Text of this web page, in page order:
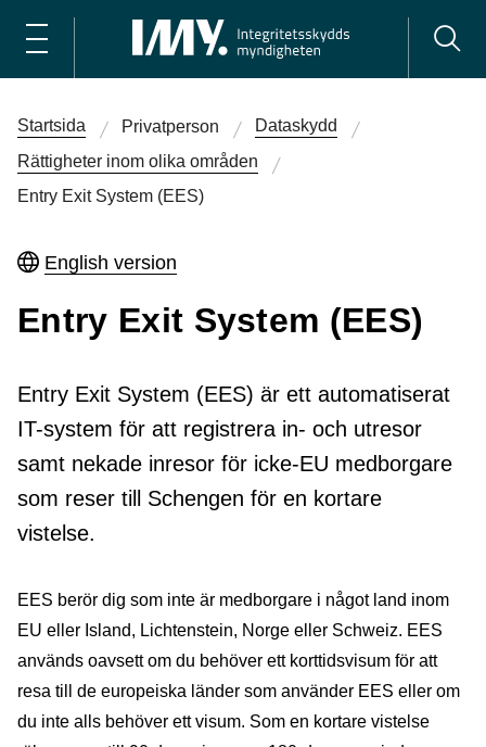
Startsida Privatperson
Dataskydd
Rättigheter inom olika områden
Entry Exit System (EES)
English version
Entry Exit System (EES)
Entry Exit System (EES) är ett automatiserat
IT-system för att registrera in- och utresor
samt nekade inresor för icke-EU medborgare
som reser till Schengen för en kortare
vistelse.
EES berör dig som inte är medborgare i något land inom
EU eller Island, Lichtenstein, Norge eller Schweiz. EES
används oavsett om du behöver ett korttidsvisum för att
resa till de europeiska länder som använder EES eller om
du inte alls behöver ett visum. Som en kortare vistelse